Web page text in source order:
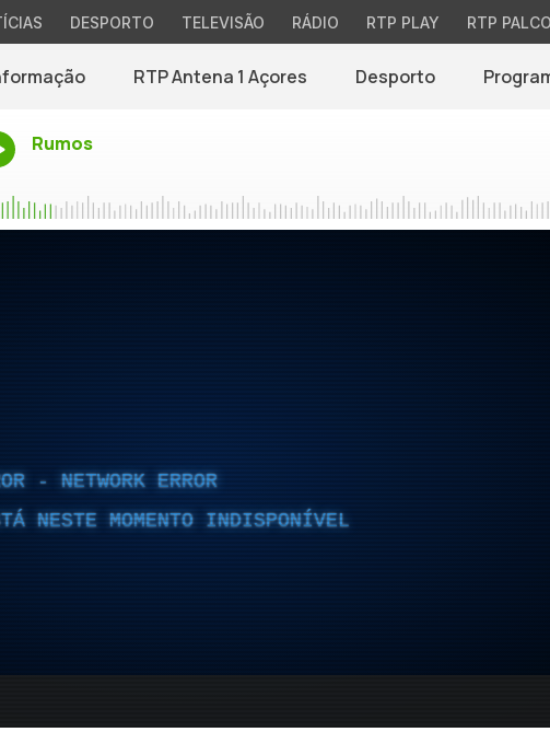
DESPORTO TELEVISÃO RÁDIO RTP PLAY RTP PALCO
RTP Antena 1 Açores Desporto
Rumos
- NETWORK ERROR
NESTE MOMENTO INDISPONÍVEL